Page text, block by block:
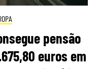
pensão
euros em